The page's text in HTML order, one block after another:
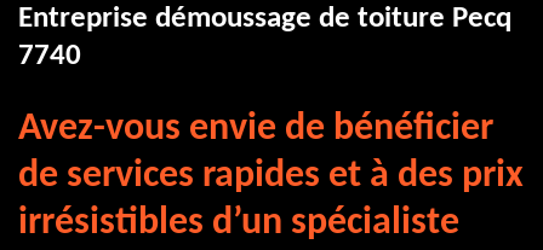
Entreprise démoussage de toiture Pecq
7740
Avez-vous envie de bénéficier
de services rapides et à des prix
irrésistibles d’un spécialiste